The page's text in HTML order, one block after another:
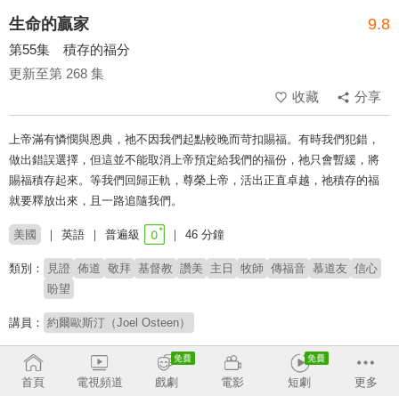
生命的贏家 9.8
第55集 積存的福分
更新至第 268 集
收藏
分享
上帝滿有憐憫與恩典，祂不因我們起點較晚而苛扣賜福。有時我們犯錯，
做出錯誤選擇，但這並不能取消上帝預定給我們的福份，祂只會暫緩，將
賜福積存起來。等我們回歸正軌，尊榮上帝，活出正直卓越，祂積存的福
就要釋放出來，且一路追隨我們。
美國 英語 普遍級 46 分鐘
類別： 見證 佈道 敬拜 基督教 讚美 主日 牧師 傳福音 慕道友 信心
盼望
講員： 約爾歐斯汀（Joel Osteen）
# 鼓舞人心 # 核心信仰
首頁 電視頻道 戲劇 電影 短劇 更多